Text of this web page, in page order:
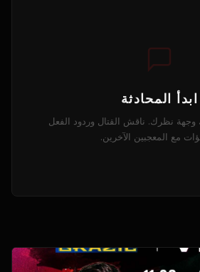
ابدأ المحادثة
نظرك. ناقش القتال وردود الفعل
مع المعجبين الآخرين.